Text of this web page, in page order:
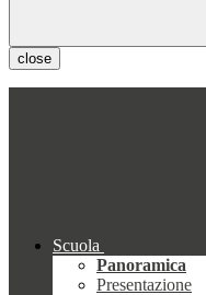
close
Scuola
Panoramica
Presentazione